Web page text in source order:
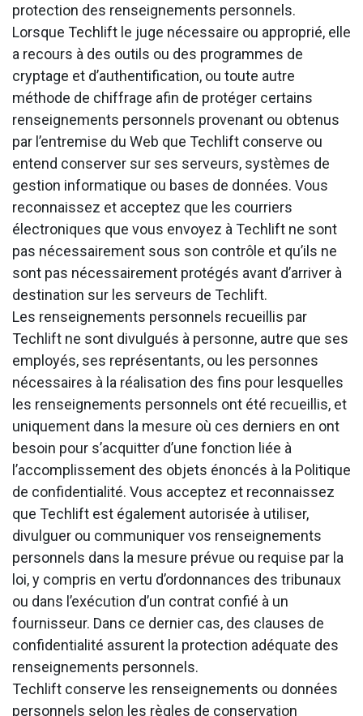
protection des renseignements personnels.
Lorsque Techlift le juge nécessaire ou approprié, elle
a recours à des outils ou des programmes de
cryptage et d’authentification, ou toute autre
méthode de chiffrage afin de protéger certains
renseignements personnels provenant ou obtenus
par l’entremise du Web que Techlift conserve ou
entend conserver sur ses serveurs, systèmes de
gestion informatique ou bases de données. Vous
reconnaissez et acceptez que les courriers
électroniques que vous envoyez à Techlift ne sont
pas nécessairement sous son contrôle et qu’ils ne
sont pas nécessairement protégés avant d’arriver à
destination sur les serveurs de Techlift.
Les renseignements personnels recueillis par
Techlift ne sont divulgués à personne, autre que ses
employés, ses représentants, ou les personnes
nécessaires à la réalisation des fins pour lesquelles
les renseignements personnels ont été recueillis, et
uniquement dans la mesure où ces derniers en ont
besoin pour s’acquitter d’une fonction liée à
l’accomplissement des objets énoncés à la Politique
de confidentialité. Vous acceptez et reconnaissez
que Techlift est également autorisée à utiliser,
divulguer ou communiquer vos renseignements
personnels dans la mesure prévue ou requise par la
loi, y compris en vertu d’ordonnances des tribunaux
ou dans l’exécution d’un contrat confié à un
fournisseur. Dans ce dernier cas, des clauses de
confidentialité assurent la protection adéquate des
renseignements personnels.
Techlift conserve les renseignements ou données
personnels selon les règles de conservation